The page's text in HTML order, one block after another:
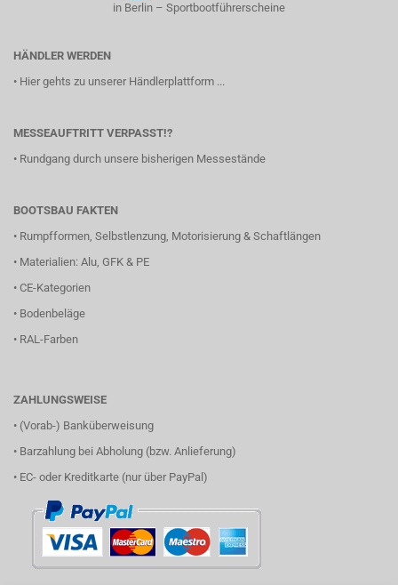
in Berlin – Sportbootführerscheine
HÄNDLER WERDEN
• Hier gehts zu unserer Händlerplattform ...
MESSEAUFTRITT VERPASST!?
• Rundgang durch unsere bisherigen Messestände
BOOTSBAU FAKTEN
• Rumpfformen, Selbstlenzung, Motorisierung & Schaftlängen
• Materialien: Alu, GFK & PE
• CE-Kategorien
• Bodenbeläge
• RAL-Farben
ZAHLUNGSWEISE
• (Vorab-) Banküberweisung
• Barzahlung bei Abholung (bzw. Anlieferung)
• EC- oder Kreditkarte (nur über PayPal)